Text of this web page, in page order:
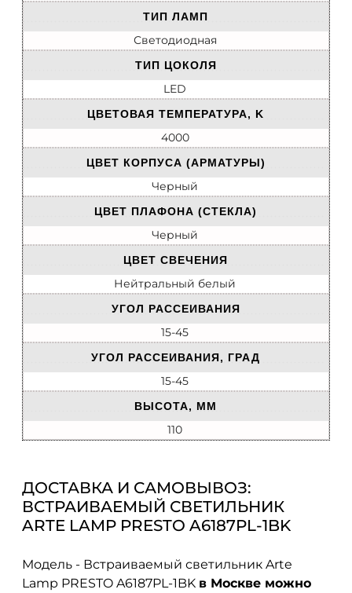
ТИП ЛАМП
Светодиодная
ТИП ЦОКОЛЯ
LED
ЦВЕТОВАЯ ТЕМПЕРАТУРА, K
4000
ЦВЕТ КОРПУСА (АРМАТУРЫ)
Черный
ЦВЕТ ПЛАФОНА (СТЕКЛА)
Черный
ЦВЕТ СВЕЧЕНИЯ
Нейтральный белый
УГОЛ РАССЕИВАНИЯ
15-45
УГОЛ РАССЕИВАНИЯ, ГРАД
15-45
ВЫСОТА, ММ
110
ДОСТАВКА И САМОВЫВОЗ:
ВСТРАИВАЕМЫЙ СВЕТИЛЬНИК
ARTE LAMP PRESTO A6187PL-1BK
Модель - Встраиваемый светильник Arte
Lamp PRESTO A6187PL-1BK в Москве можно